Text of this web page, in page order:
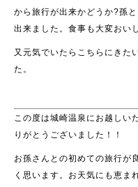
から旅行が出来かどうか?孫
出来ました。食事も大変おい
又元気でいたらこちらにきた
た。
この度は城崎温泉にお越しい
りがとうございました！！
お孫さんとの初めての旅行が
く思います。お天気にも恵ま